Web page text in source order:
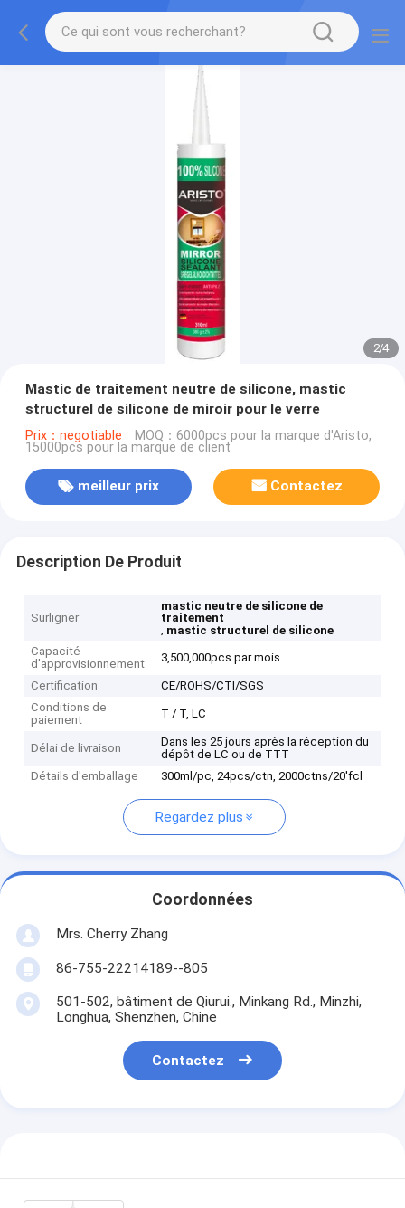
2/4
Mastic de traitement neutre de silicone, mastic
structurel de silicone de miroir pour le verre
Prix：negotiable MOQ：6000pcs pour la marque d'Aristo,
15000pcs pour la marque de client
meilleur prix Contactez
Description De Produit
Surligner
mastic neutre de silicone de
traitement
, mastic structurel de silicone
Capacité
d'approvisionnement
3,500,000pcs par mois
Certification
CE/ROHS/CTI/SGS
Conditions de
paiement
T / T, LC
Délai de livraison
Dans les 25 jours après la réception du
dépôt de LC ou de TTT
Détails d'emballage
300ml/pc, 24pcs/ctn, 2000ctns/20'fcl
Regardez plus
Coordonnées
Mrs. Cherry Zhang
86-755-22214189--805
501-502, bâtiment de Qiurui., Minkang Rd., Minzhi,
Longhua, Shenzhen, Chine
Contactez